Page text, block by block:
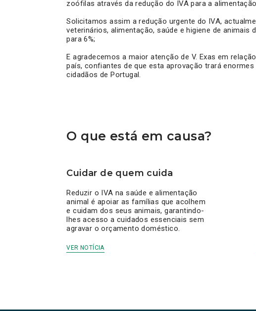
zoófilas através da redução do IVA para a
Solicitamos assim a redução urgente do IVA,
veterinários, alimentação, saúde e higiene de animais
para 6%;
E agradecemos a maior atenção de V. Exas em
país, confiantes de que esta aprovação trará
cidadãos de Portugal.
O que está em causa?
Cuidar de quem cuida
Reduzir o IVA na saúde e alimentação
animal é apoiar as famílias que acolhem
e cuidam dos seus animais, garantindo-
lhes acesso a cuidados essenciais sem
agravar o orçamento doméstico.
VER NOTÍCIA